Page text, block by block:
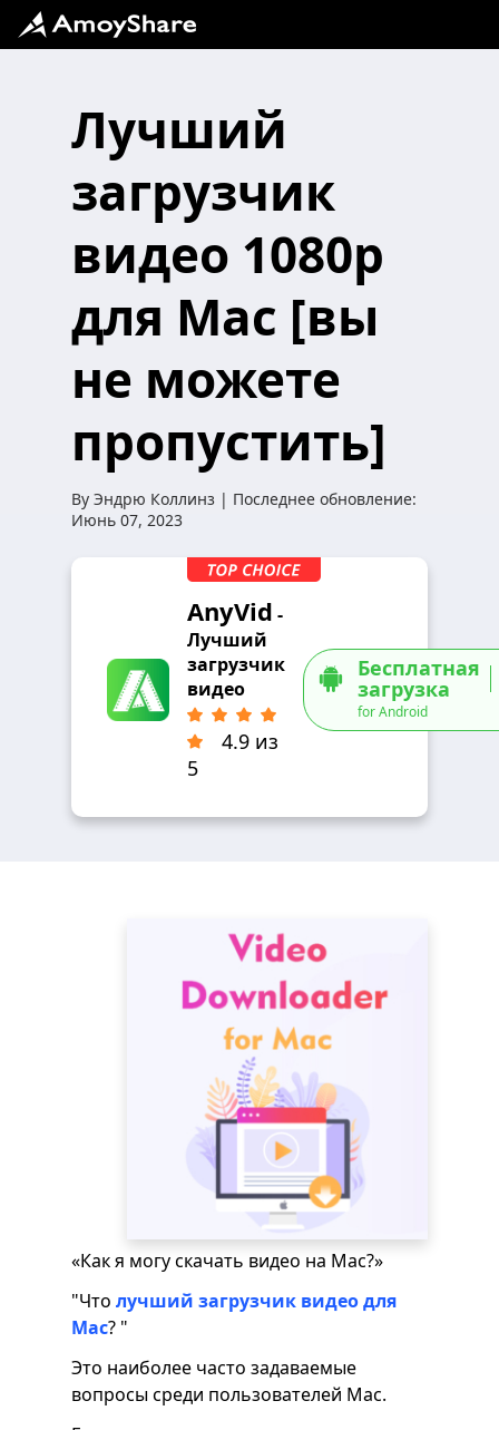
Лучший
загрузчик
видео 1080p
для Mac [вы
не можете
пропустить]
By Эндрю Коллинз | Последнее обновление:
Июнь 07, 2023
AnyVid -
Лучший
загрузчик
видео
4.9 из
5
Бесплатная
загрузка
for Android
«Как я могу скачать видео на Mac?»
"Что лучший загрузчик видео для
Mac? "
Это наиболее часто задаваемые
вопросы среди пользователей Mac.